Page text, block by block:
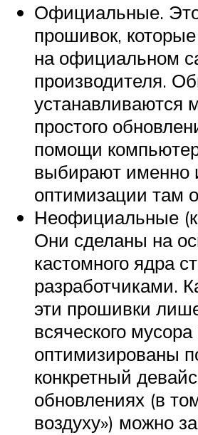
Официальные.
прошивок,
на официальном
производителя.
устанавливаются
простого
помощи
выбирают именно
оптимизации там
Неофициальные
Они сделаны на
кастомного ядра
разработчиками.
эти прошивки
всяческого
оптимизированы
конкретный
обновлениях (в
воздуху») можно